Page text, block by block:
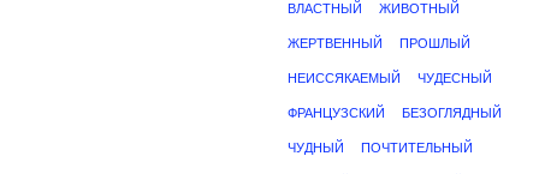
ВЛАСТНЫЙ ЖИВОТНЫЙ
ЖЕРТВЕННЫЙ ПРОШЛЫЙ
НЕИССЯКАЕМЫЙ ЧУДЕСНЫЙ
ФРАНЦУЗСКИЙ БЕЗОГЛЯДНЫЙ
ЧУДНЫЙ ПОЧТИТЕЛЬНЫЙ